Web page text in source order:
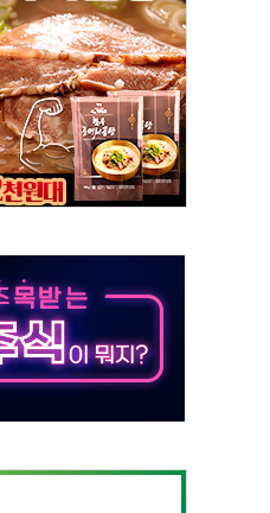
정"
결
조
넘으면 중단